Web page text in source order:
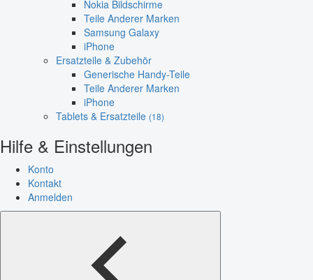
Nokia Bildschirme
Teile Anderer Marken
Samsung Galaxy
iPhone
Ersatzteile & Zubehör
Generische Handy-Teile
Teile Anderer Marken
iPhone
Tablets & Ersatzteile (18)
Hilfe & Einstellungen
Konto
Kontakt
Anmelden